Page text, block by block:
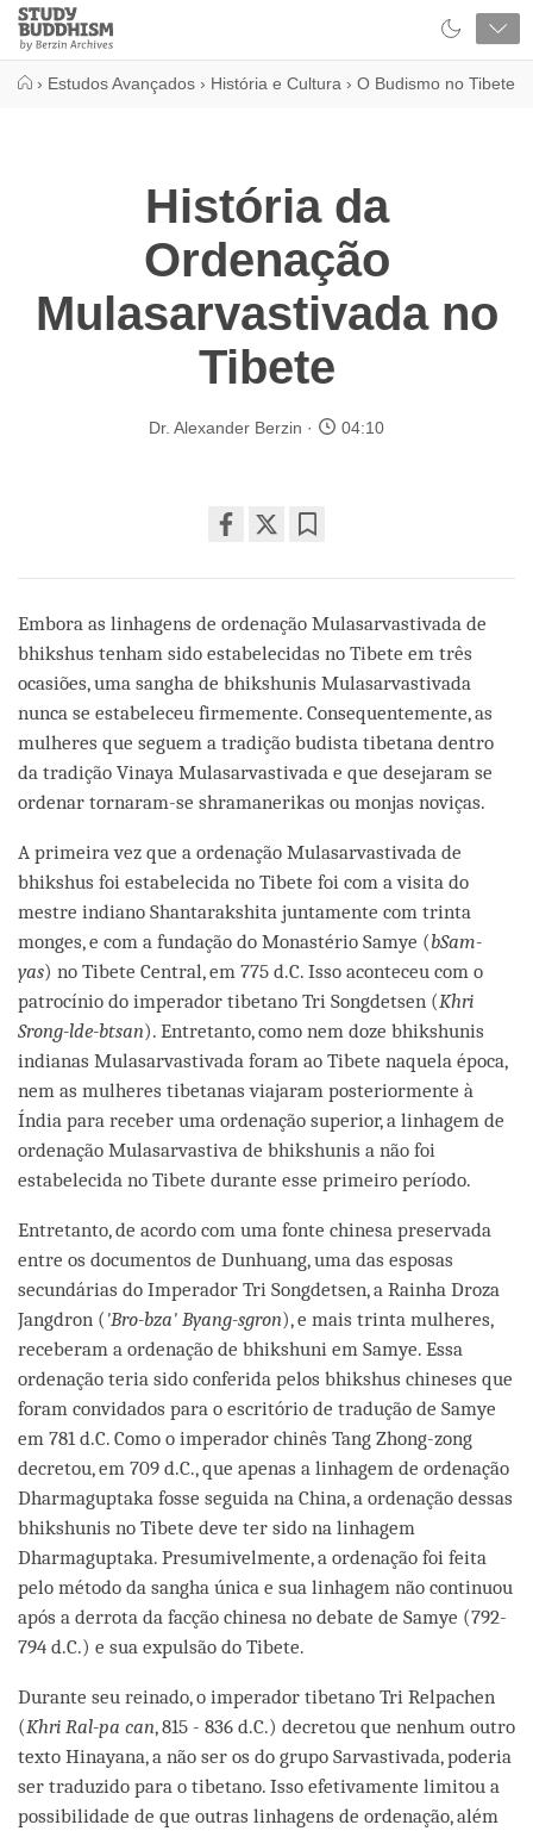
Close
Study
Buddhism
› Estudos Avançados › História e Cultura › O Budismo no Tibete
História da
Ordenação
Mulasarvastivada no
Tibete
Dr. Alexander Berzin 04:10
on
facebook
Embora as linhagens de ordenação Mulasarvastivada de
bhikshus tenham sido estabelecidas no Tibete em três
ocasiões, uma sangha de bhikshunis Mulasarvastivada
nunca se estabeleceu firmemente. Consequentemente, as
mulheres que seguem a tradição budista tibetana dentro
da tradição Vinaya Mulasarvastivada e que desejaram se
ordenar tornaram-se shramanerikas ou monjas noviças.
A primeira vez que a ordenação Mulasarvastivada de
bhikshus foi estabelecida no Tibete foi com a visita do
mestre indiano Shantarakshita juntamente com trinta
monges, e com a fundação do Monastério Samye (bSam-
yas) no Tibete Central, em 775 d.C. Isso aconteceu com o
patrocínio do imperador tibetano Tri Songdetsen (Khri
Srong-lde-btsan). Entretanto, como nem doze bhikshunis
indianas Mulasarvastivada foram ao Tibete naquela época,
nem as mulheres tibetanas viajaram posteriormente à
Índia para receber uma ordenação superior, a linhagem de
ordenação Mulasarvastiva de bhikshunis a não foi
estabelecida no Tibete durante esse primeiro período.
Entretanto, de acordo com uma fonte chinesa preservada
entre os documentos de Dunhuang, uma das esposas
secundárias do Imperador Tri Songdetsen, a Rainha Droza
Jangdron ( 'Bro-bza' Byang-sgron), e mais trinta mulheres,
receberam a ordenação de bhikshuni em Samye. Essa
ordenação teria sido conferida pelos bhikshus chineses que
foram convidados para o escritório de tradução de Samye
em 781 d.C. Como o imperador chinês Tang Zhong-zong
decretou, em 709 d.C., que apenas a linhagem de ordenação
Dharmaguptaka fosse seguida na China, a ordenação dessas
bhikshunis no Tibete deve ter sido na linhagem
Dharmaguptaka. Presumivelmente, a ordenação foi feita
pelo método da sangha única e sua linhagem não continuou
após a derrota da facção chinesa no debate de Samye (792-
794 d.C.) e sua expulsão do Tibete.
Durante seu reinado, o imperador tibetano Tri Relpachen
(Khri Ral-pa can, 815 - 836 d.C.) decretou que nenhum outro
texto Hinayana, a não ser os do grupo Sarvastivada, poderia
ser traduzido para o tibetano. Isso efetivamente limitou a
possibilidade de que outras linhagens de ordenação, além